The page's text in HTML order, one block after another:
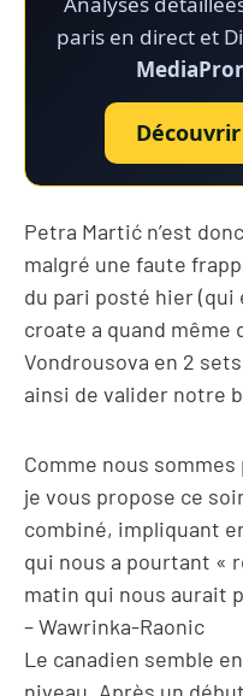
paris en direct et
Petra Martić n’est
malgré une faute
du pari posté hier (qui
croate a quand même
Vondrousova en 2
ainsi de valider notre
Comme nous
je vous propose ce
combiné, impliquant
qui nous a pourtant «
matin qui nous aurait
– Wawrinka-Raonic
Le canadien semble